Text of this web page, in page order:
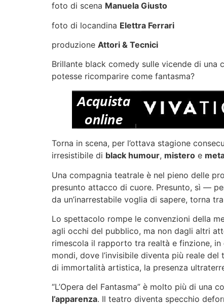
foto di scena Manuela Giusto
foto di locandina Elettra Ferrari
produzione Attori & Tecnici
Brillante black comedy sulle vicende di una
potesse ricomparire come fantasma?
Torna in scena, per l’ottava stagione
irresistibile di black humour, mistero e
Una compagnia teatrale è nel pieno delle
presunto attacco di cuore. Presunto, sì —
da un’inarrestabile voglia di sapere, torna
Lo spettacolo rompe le convenzioni della
agli occhi del pubblico, ma non dagli altri
rimescola il rapporto tra realtà e finzione,
mondi, dove l’invisibile diventa più reale
di immortalità artistica, la presenza
“L’Opera del Fantasma” è molto più di una
l’apparenza. Il teatro diventa specchio